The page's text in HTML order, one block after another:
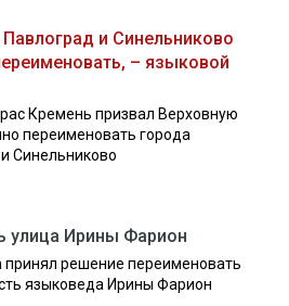
и Синельниково
– языковой
Кремень призвал Верховную
переименовать города
Синельниково
улица Ирины Фарион
принял решение переименовать
языковеда Ирины Фарион